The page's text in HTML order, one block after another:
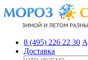
8 (495) 226 22 30
Доставка